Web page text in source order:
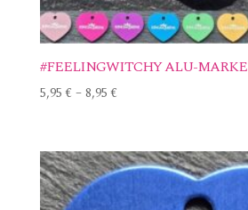
#FEELINGWITCHY ALU-MARKE
5,95€ –8,95€